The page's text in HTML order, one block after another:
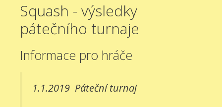
Squash - výsledky
pátečního turnaje
Informace pro hráče
1.1.2019 Páteční turnaj